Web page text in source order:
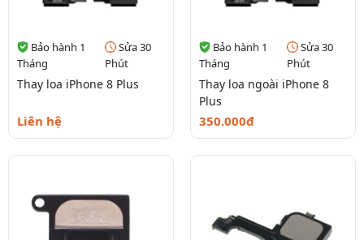
Bảo hành 1
Tháng
Sửa 30
Phút
Thay loa iPhone 8 Plus
Liên hệ
Bảo hành 1
Tháng
Sửa 30
Phút
Thay loa ngoài iPhone 8
Plus
350.000đ